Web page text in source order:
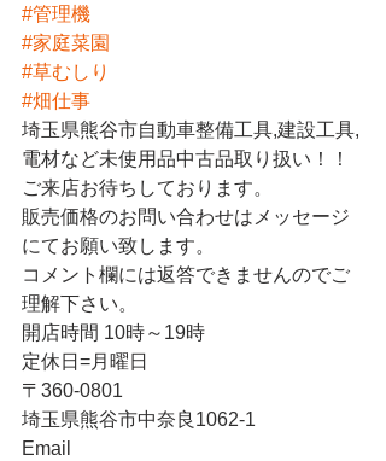
#管理機
#家庭菜園
#草むしり
#畑仕事
埼玉県熊谷市自動車整備工具,建設工具,
電材など未使用品中古品取り扱い！！
ご来店お待ちしております。
販売価格のお問い合わせはメッセージ
にてお願い致します。
コメント欄には返答できませんのでご
理解下さい。
開店時間 10時～19時
定休日=月曜日
〒360-0801
埼玉県熊谷市中奈良1062-1
Email